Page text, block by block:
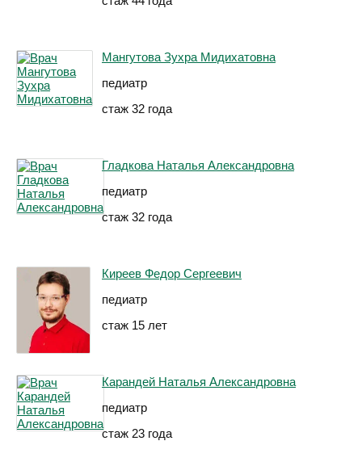
Мангутова Зухра Мидихатовна
педиатр
стаж 32 года
Гладкова Наталья Александровна
педиатр
стаж 32 года
Киреев Федор Сергеевич
педиатр
стаж 15 лет
Карандей Наталья Александровна
педиатр
стаж 23 года